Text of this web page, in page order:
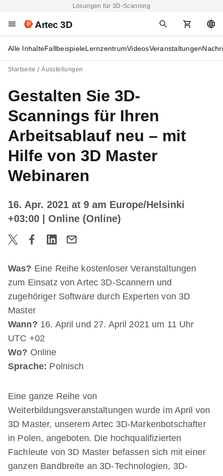
Lösungen für 3D-Scanning
Artec 3D
Alle InhalteFallbeispieleLernzentrumVideosVeranstaltungen
Startseite Ausstellungen
Gestalten Sie 3D-
Scannings für Ihren
Arbeitsablauf neu – mit
Hilfe von 3D Master
Webinaren
16. Apr. 2021 at 9 am Europe/Helsinki
+03:00
| Online (Online)
Was? Eine Reihe kostenloser Veranstaltungen
zum Einsatz von Artec 3D-Scannern und
zugehöriger Software durch Experten von 3D
Master
Wann? 16. April und 27. April 2021 um 11 Uhr
UTC +02
Wo? Online
Sprache: Polnisch
Eine ganze Reihe von
Weiterbildungsveranstaltungen wurde im April von
3D Master, unserem Artec 3D-Markenbotschafter
in Polen, angeboten. Die hochqualifizierten
Fachleute von 3D Master befassen sich mit einer
ganzen Bandbreite an 3D-Technologien, 3D-